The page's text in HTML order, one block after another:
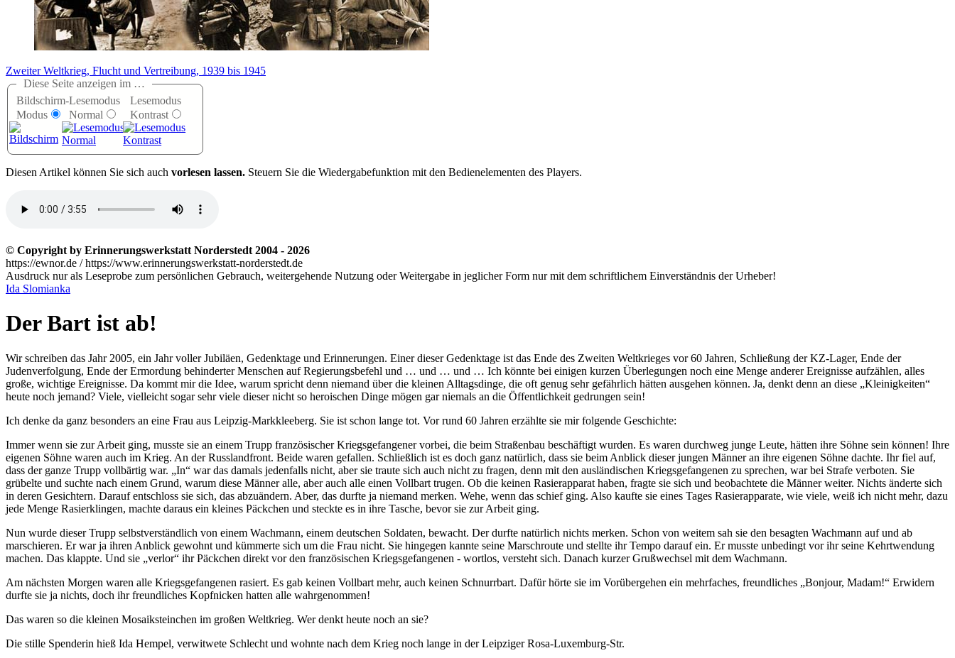
Zweiter Weltkrieg, Flucht und Vertreibung, 1939 bis 1945
Diese Seite anzeigen im …
Bildschirm-
Modus
Lesemodus
Normal
Lesemodus
Kontrast
Diesen Artikel können Sie sich auch vorlesen lassen. Steuern Sie die Wiedergabefunktion mit den Bedienelementen des Players.
© Copyright by Erinnerungswerkstatt Norderstedt 2004 - 2026
https://ewnor.de / https://www.erinnerungswerkstatt-norderstedt.de
Ausdruck nur als Leseprobe zum persönlichen Gebrauch, weitergehende Nutzung oder Weitergabe in jeglicher Form nur mit dem schriftlichem Einverständnis der Urheber!
Ida Slomianka
Der Bart ist ab!
Wir schreiben das Jahr 2005, ein Jahr voller Jubiläen, Gedenktage und Erinnerungen. Einer dieser Gedenktage ist das Ende des Zweiten Weltkrieges vor 60 Jahren, Schließung der KZ-Lager, Ende der
Judenverfolgung, Ende der Ermordung behinderter Menschen auf Regierungsbefehl und … und … und … Ich könnte bei einigen kurzen Überlegungen noch eine Menge anderer Ereignisse aufzählen, alles
große, wichtige Ereignisse. Da kommt mir die Idee, warum spricht denn niemand über die kleinen Alltagsdinge, die oft genug sehr gefährlich hätten ausgehen können. Ja, denkt denn an diese
Kleinigkeiten
heute noch jemand? Viele, vielleicht sogar sehr viele dieser nicht so heroischen Dinge mögen gar niemals an die Öffentlichkeit gedrungen sein!
Ich denke da ganz besonders an eine Frau aus Leipzig-Markkleeberg. Sie ist schon lange tot. Vor rund 60 Jahren erzählte sie mir folgende Geschichte:
Immer wenn sie zur Arbeit ging, musste sie an einem Trupp französischer Kriegsgefangener vorbei, die beim Straßenbau beschäftigt wurden. Es waren durchweg junge Leute, hätten ihre Söhne sein können! Ihre
eigenen Söhne waren auch im Krieg. An der Russlandfront. Beide waren gefallen. Schließlich ist es doch ganz natürlich, dass sie beim Anblick dieser jungen Männer an ihre eigenen Söhne dachte. Ihr fiel auf,
dass der ganze Trupp vollbärtig war.
In
war das damals jedenfalls nicht, aber sie traute sich auch nicht zu fragen, denn mit den ausländischen Kriegsgefangenen zu sprechen, war bei Strafe verboten. Sie
grübelte und suchte nach einem Grund, warum diese Männer alle, aber auch alle einen Vollbart trugen. Ob die keinen Rasierapparat haben, fragte sie sich und beobachtete die Männer weiter. Nichts änderte sich
in deren Gesichtern. Darauf entschloss sie sich, das abzuändern. Aber, das durfte ja niemand merken. Wehe, wenn das schief ging. Also kaufte sie eines Tages Rasierapparate, wie viele, weiß ich nicht mehr, dazu
jede Menge Rasierklingen, machte daraus ein kleines Päckchen und steckte es in ihre Tasche, bevor sie zur Arbeit ging.
Nun wurde dieser Trupp selbstverständlich von einem Wachmann, einem deutschen Soldaten, bewacht. Der durfte natürlich nichts merken. Schon von weitem sah sie den besagten Wachmann auf und ab
marschieren. Er war ja ihren Anblick gewohnt und kümmerte sich um die Frau nicht. Sie hingegen kannte seine Marschroute und stellte ihr Tempo darauf ein. Er musste unbedingt vor ihr seine Kehrtwendung
machen. Das klappte. Und sie
verlor
ihr Päckchen direkt vor den französischen Kriegsgefangenen - wortlos, versteht sich. Danach kurzer Grußwechsel mit dem Wachmann.
Am nächsten Morgen waren alle Kriegsgefangenen rasiert. Es gab keinen Vollbart mehr, auch keinen Schnurrbart. Dafür hörte sie im Vorübergehen ein mehrfaches, freundliches
Bonjour, Madam!
Erwidern
durfte sie ja nichts, doch ihr freundliches Kopfnicken hatten alle wahrgenommen!
Das waren so die kleinen Mosaiksteinchen im großen Weltkrieg. Wer denkt heute noch an sie?
Die stille Spenderin hieß Ida Hempel, verwitwete Schlecht und wohnte nach dem Krieg noch lange in der Leipziger Rosa-Luxemburg-Str.